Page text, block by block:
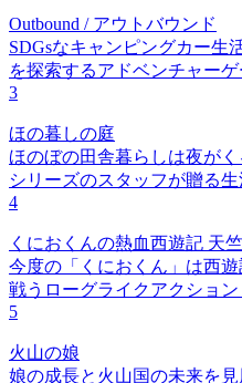
Outbound / アウトバウンド
SDGsなキャンピングカー生
を探索するアドベンチャーゲ
3
ほの暮しの庭
ほのぼの田舎暮らしは夜が
シリーズのスタッフが贈る生
4
くにおくんの熱血西遊記 天
今度の「くにおくん」は西
戦うローグライクアクション
5
火山の娘
娘の成長と火山国の未来を